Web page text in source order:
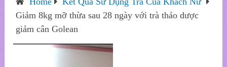
Giảm 8kg mỡ thừa sau 28 ngày với trà thảo dược
giảm cân Golean